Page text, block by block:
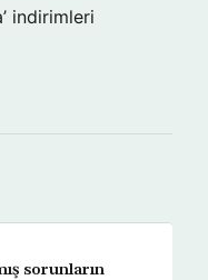
indirimleri
sorunların